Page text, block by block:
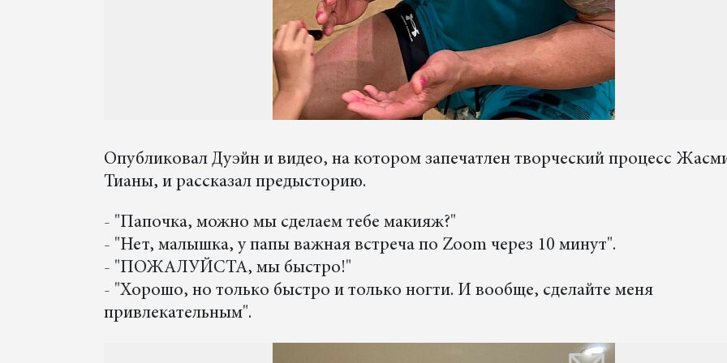
Опубликовал Дуэйн и видео, на котором запечатлен творческий процесс
Тианы, и рассказал предысторию.
- "Папочка, можно мы сделаем тебе макияж?"
- "Нет, малышка, у папы важная встреча по Zoom через 10 минут".
- "ПОЖАЛУЙСТА, мы быстро!"
- "Хорошо, но только быстро и только ногти. И вообще, сделайте меня
привлекательным".